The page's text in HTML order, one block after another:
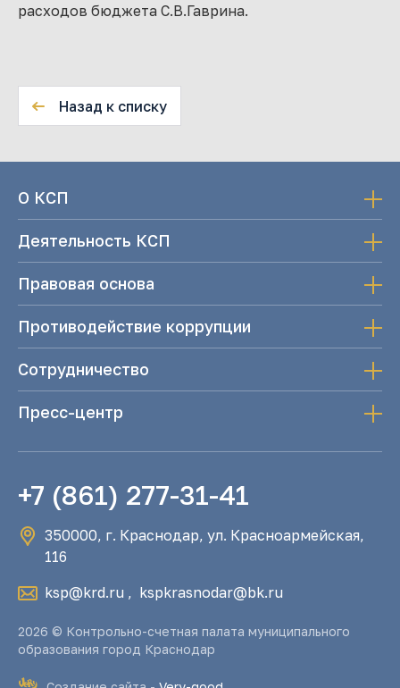
расходов бюджета С.В.Гаврина.
Назад к списку
О КСП
Деятельность КСП
Правовая основа
Противодействие коррупции
Сотрудничество
Пресс-центр
+7 (861) 277-31-41
350000, г. Краснодар, ул. Красноармейская,
116
ksp@krd.ru , kspkrasnodar@bk.ru
2026 © Контрольно-счетная палата муниципального
образования город Краснодар